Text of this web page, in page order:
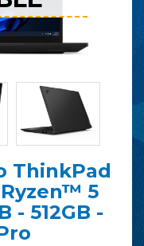
ThinkPad
Ryzen™ 5
- 512GB -